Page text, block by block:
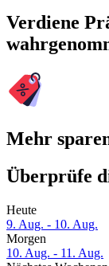
Verdiene
Mehr
Überprüfe
Heute
9. Aug. - 10. Aug.
Morgen
10. Aug. - 11. Aug.